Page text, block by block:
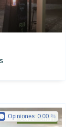
Golden Chain
Opiniones: 0.00